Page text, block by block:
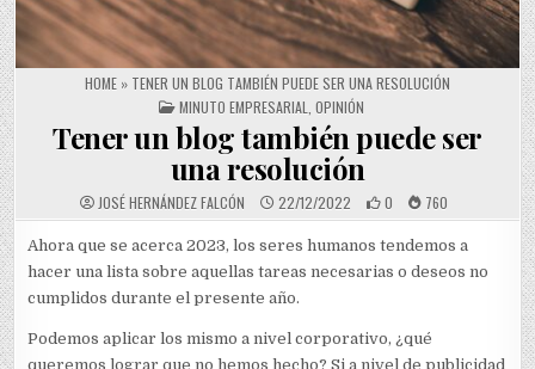
HOME » TENER UN BLOG TAMBIÉN PUEDE SER UNA RESOLUCIÓN
POSTED IN
MINUTO EMPRESARIAL OPINIÓN
Tener un blog también puede ser
una resolución
JOSÉ HERNÁNDEZ FALCÓN 22/12/2022 0 760
Ahora que se acerca 2023, los seres humanos tendemos a
hacer una lista sobre aquellas tareas necesarias o deseos no
cumplidos durante el presente año.
Podemos aplicar los mismo a nivel corporativo, ¿qué
queremos lograr que no hemos hecho? Si a nivel de publicidad